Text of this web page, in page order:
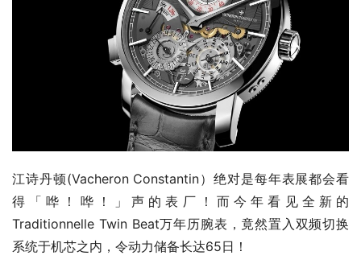
江诗丹顿(Vacheron Constantin）绝对是每年表展都会看
得「哗！哗！」声的表厂！而今年看见全新的
Traditionnelle Twin Beat万年历腕表，竟然置入双频切换
系统于机芯之内，令动力储备长达65日！